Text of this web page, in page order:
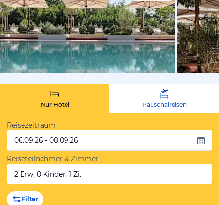
von
Nur Hotel Pauschalreisen
Reisezeitraum
06.09.26 - 08.09.26
Reiseteilnehmer & Zimmer
2 Erw, 0 Kinder, 1 Zi.
Filter